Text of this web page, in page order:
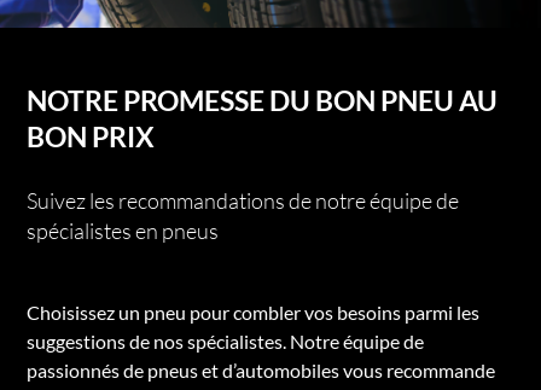
NOTRE PROMESSE DU BON PNEU AU
BON PRIX
Suivez les recommandations de notre équipe de
spécialistes en pneus
Choisissez un pneu pour combler vos besoins parmi les
suggestions de nos spécialistes. Notre équipe de
passionnés de pneus et d’automobiles vous recommande